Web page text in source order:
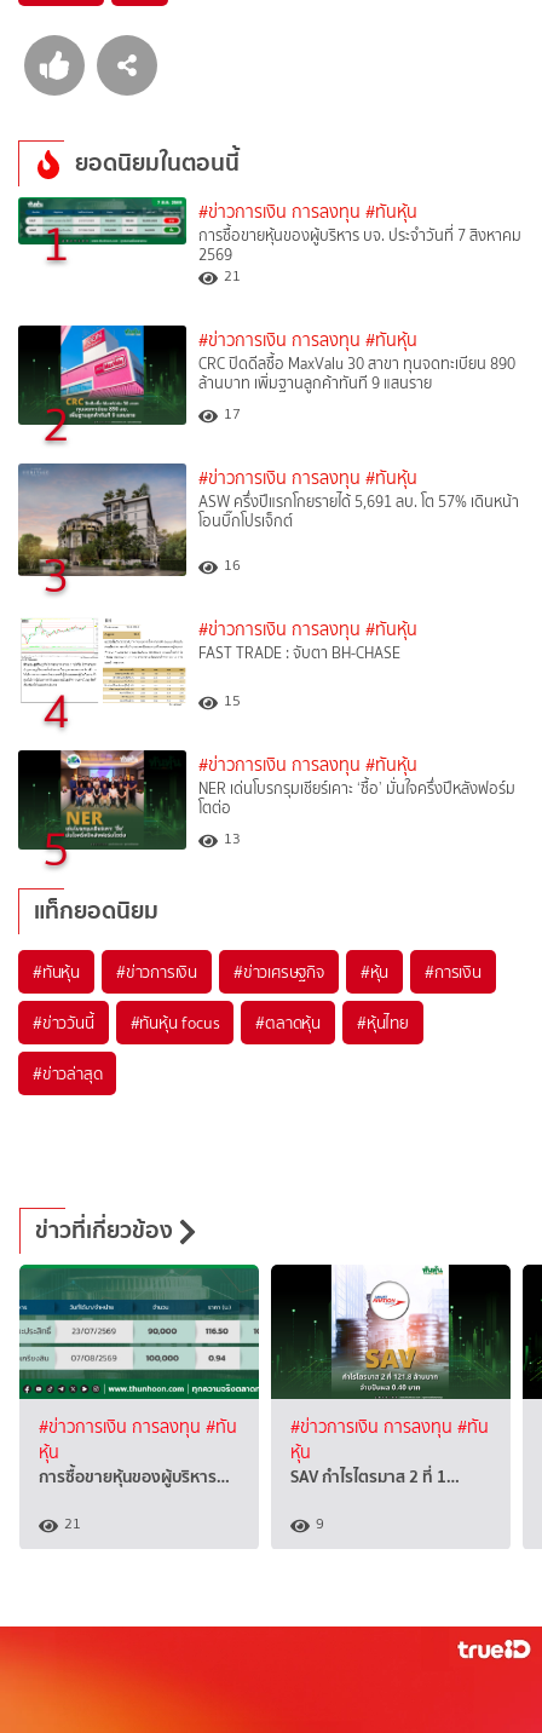
ยอดนิยมในตอนนี้
1 #ข่าวการเงิน การลงทุน #ทันหุ้น
การซื้อขายหุ้นของผู้บริหาร บจ. ประจำวันที่ 7 สิงหาคม
2569
21
2
#ข่าวการเงิน การลงทุน #ทันหุ้น
CRC ปิดดีลซื้อ MaxValu 30 สาขา ทุนจดทะเบียน 890
ล้านบาท เพิ่มฐานลูกค้าทันที 9 แสนราย
17
3
#ข่าวการเงิน การลงทุน #ทันหุ้น
ASW ครึ่งปีแรกโกยรายได้ 5,691 ลบ. โต 57% เดินหน้า
โอนบิ๊กโปรเจ็กต์
16
4
#ข่าวการเงิน การลงทุน #ทันหุ้น
FAST TRADE : จับตา BH-CHASE
15
5
#ข่าวการเงิน การลงทุน #ทันหุ้น
NER เด่นโบรกรุมเชียร์เคาะ ‘ซื้อ’ มั่นใจครึ่งปีหลังฟอร์ม
โตต่อ
13
แท็กยอดนิยม
#ทันหุ้น #ข่าวการเงิน #ข่าวเศรษฐกิจ #หุ้น #การเงิน
#ข่าววันนี้ #ทันหุ้น focus #ตลาดหุ้น #หุ้นไทย
#ข่าวล่าสุด
ข่าวที่เกี่ยวข้อง
#ข่าวการเงิน การลงทุน #ทัน
หุ้น
การซื้อขายหุ้นของผู้บริหาร…
21
#ข่าวการเงิน การลงทุน #ทัน
หุ้น
SAV กำไรไตรมาส 2 ที่ 1…
9